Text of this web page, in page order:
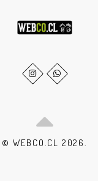
© WEBCO.CL 2026.